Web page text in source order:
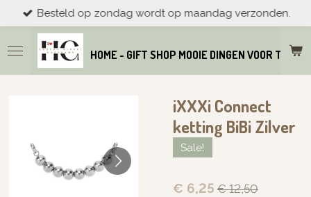
direct
naar
de
hoofdinhoud
HOME - GIFT SHOP MOOIE DINGEN VOOR THUIS
Besteld op zondag wordt op maandag verzonden.
iXXXi Connect
ketting BiBi Zilver
Sale!
€ 6,25 € 12,50